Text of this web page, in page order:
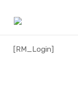
main
content
[RM_Login]